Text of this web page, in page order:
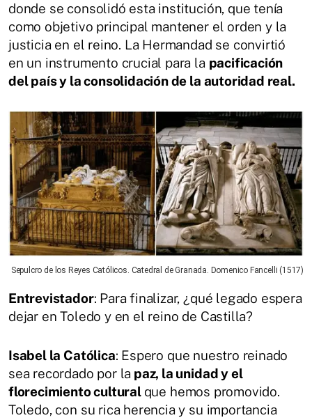
donde se consolidó esta institución, que tenía
como objetivo principal mantener el orden y la
justicia en el reino. La Hermandad se convirtió
en un instrumento crucial para la pacificación
del país y la consolidación de la autoridad real.
Sepulcro de los Reyes Católicos. Catedral de Granada. Domenico Fancelli (1517)
Entrevistador: Para finalizar, ¿qué legado espera
dejar en Toledo y en el reino de Castilla?
Isabel la Católica: Espero que nuestro reinado
sea recordado por la paz, la unidad y el
florecimiento cultural que hemos promovido.
Toledo, con su rica herencia y su importancia